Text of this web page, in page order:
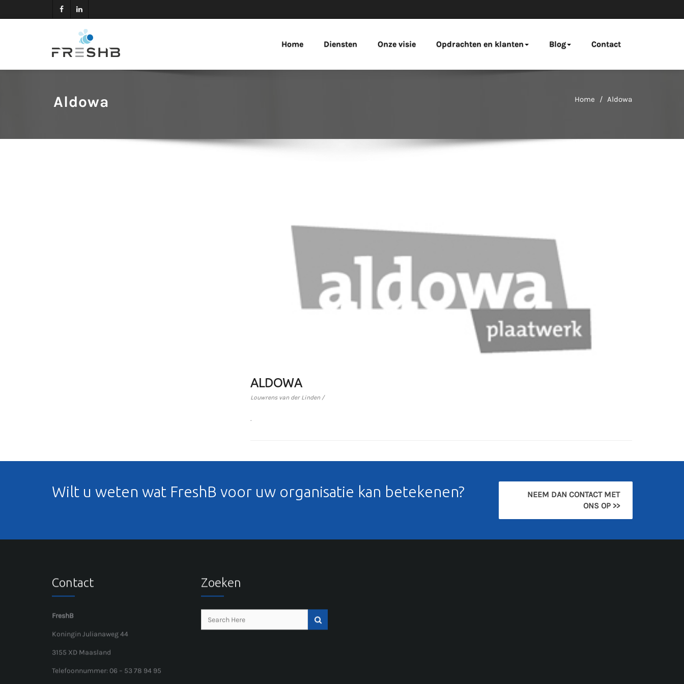
Home Diensten Onze visie Opdrachten en klanten Blog Contact
Aldowa Home Aldowa
ALDOWA
Louwrens van der Linden /
.
Wilt u weten wat FreshB voor uw organisatie kan betekenen?
NEEM DAN CONTACT MET
ONS OP >>
Contact
FreshB
Koningin Julianaweg 44
3155 XD Maasland
Telefoonnummer: 06 – 53 78 94 95
Zoeken